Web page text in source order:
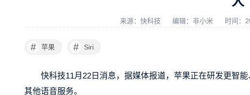
来源：快科技 编辑：非小米 时间：
# 苹果 # Siri
快科技11月22日消息，据媒体报道，苹果正在研发更智
其他语音服务。